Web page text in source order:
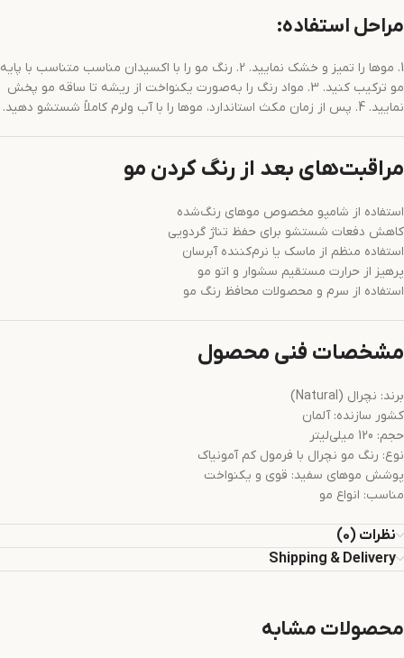
مراحل استفاده:
1. موها را تمیز و خشک نمایید. 2. رنگ مو را با اکسیدان مناسب متناسب با پایه
مو ترکیب کنید. 3. مواد رنگ را به‌صورت یکنواخت از ریشه تا ساقه مو پخش
نمایید. 4. پس از زمان مکث استاندارد، موها را با آب ولرم کاملاً شستشو دهید.
مراقبت‌های بعد از رنگ کردن مو
استفاده از شامپو مخصوص موهای رنگ‌شده
کاهش دفعات شستشو برای حفظ تناژ گردویی
استفاده منظم از ماسک یا نرم‌کننده آبرسان
پرهیز از حرارت مستقیم سشوار و اتو مو
استفاده از سرم و محصولات محافظ رنگ مو
مشخصات فنی محصول
برند: نچرال (Natural)
کشور سازنده: آلمان
حجم: 120 میلی‌لیتر
نوع: رنگ مو نچرال با فرمول کم آمونیاک
پوشش موهای سفید: قوی و یکنواخت
مناسب: انواع مو
نظرات (0)
Shipping & Delivery
محصولات مشابه